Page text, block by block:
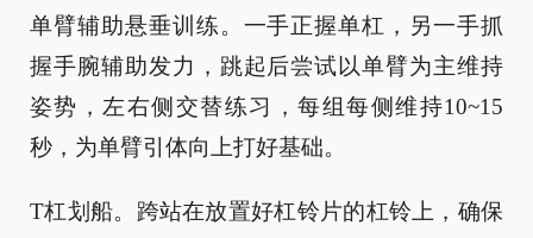
单臂辅助悬垂训练。一手正握单杠，另一手抓
握手腕辅助发力，跳起后尝试以单臂为主维持
姿势，左右侧交替练习，每组每侧维持10~15
秒，为单臂引体向上打好基础。
T杠划船。跨站在放置好杠铃片的杠铃上，确保